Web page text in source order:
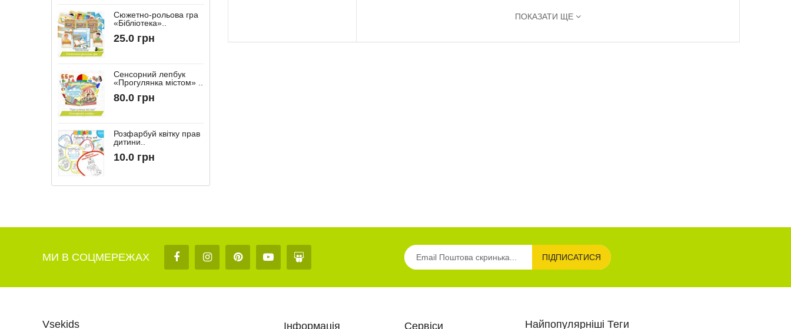
Розробки авторів (0)
Співпраця з батьками (17)
Сюжетно-рольова гра
«Бібліотека»..
25.0 грн
Сенсорний лепбук
«Прогулянка містом» ..
80.0 грн
Розфарбуй квітку прав
дитини..
10.0 грн
ПОКАЗАТИ ЩЕ
МИ В СОЦМЕРЕЖАХ ПІДПИСАТИСЯ
Vsekids Інформація Сервіси Найпопулярніші Теги